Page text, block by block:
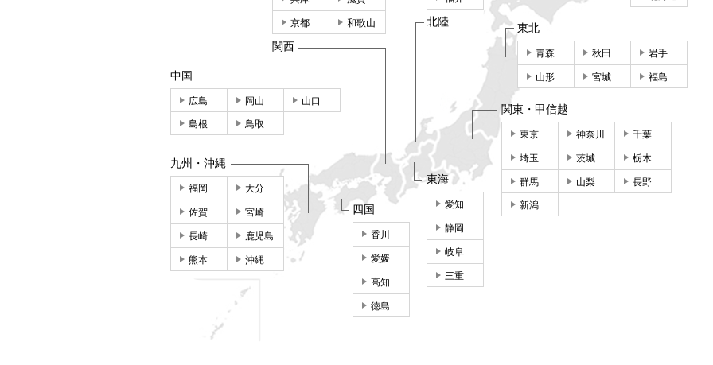
東北
青森 秋田 岩手
山形 宮城 福島
関東・甲信越
東京 神奈川 千葉
埼玉 茨城 栃木
群馬 山梨 長野
新潟
東海
愛知
静岡
岐阜
三重
北陸
京都 和歌山
関西
中国
広島 岡山 山口
島根 鳥取
四国
香川
愛媛
高知
徳島
九州・沖縄
福岡 大分
佐賀 宮崎
長崎 鹿児島
熊本 沖縄